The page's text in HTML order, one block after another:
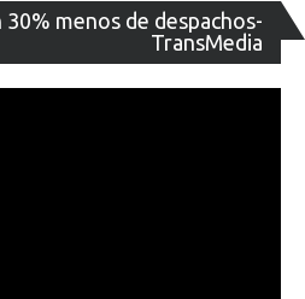
30% menos de despachos-
TransMedia
de